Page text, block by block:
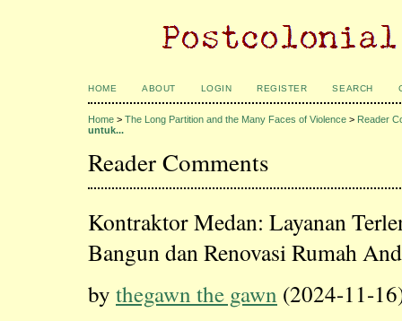
HOME ABOUT LOGIN REGISTER SEARCH
Home > The Long Partition and the Many Faces of Violence > Reader
untuk...
Reader Comments
Kontraktor Medan: Layanan
Bangun dan Renovasi Rumah
by thegawn the gawn (2024-11-